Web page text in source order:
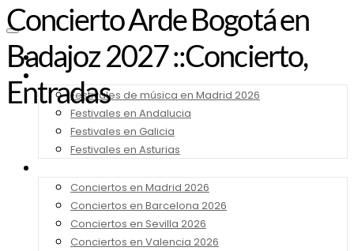
Noticias
Festivales 2026
Festivales de música en Madrid 2026
Festivales en Andalucia
Festivales en Galicia
Festivales en Asturias
Conciertos en Madrid 2026
Conciertos en Barcelona 2026
Conciertos en Sevilla 2026
Conciertos en Valencia 2026
Concierto Arde Bogotá en
Badajoz 2027 ::Concierto,
Entradas